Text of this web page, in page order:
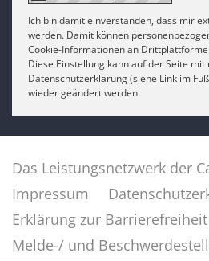
Ich bin damit einverstanden, dass mir
werden. Damit können
Cookie-Informationen an
Diese Einstellung kann auf der Seite mit
Datenschutzerklärung (siehe Link im
wieder geändert werden.
Das Leistungsnetzwerk der
Impressum
Erklärung zur Barrierefreiheit
Melde-/ und